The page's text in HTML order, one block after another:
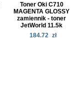
Toner Oki C710
MAGENTA GLOSSY
zamiennik - toner
JetWorld 11.5k
184.72 zł